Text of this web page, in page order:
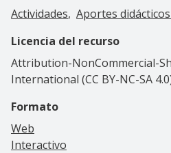
Actividades Aportes
Licencia del recurso
Attribution-NonCommercial-
International (CC BY-NC-SA
Formato
Web
Interactivo